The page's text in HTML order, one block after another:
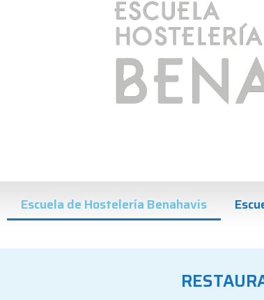
Escuela de Hostelería Benahavis